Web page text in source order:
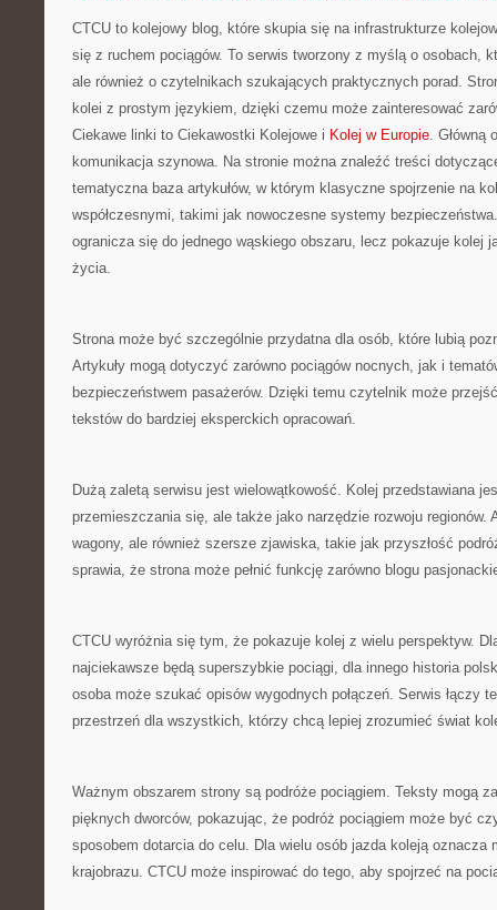
CTCU to kolejowy blog, które skupia się na infrastrukturze
się z ruchem pociągów. To serwis tworzony z myślą o osobach,
ale również o czytelnikach szukających praktycznych porad.
kolei z prostym językiem, dzięki czemu może zainteresować
Ciekawe linki to Ciekawostki Kolejowe i Kolej w Europie. Główną
komunikacja szynowa. Na stronie można znaleźć treści
tematyczna baza artykułów, w którym klasyczne spojrzenie na
współczesnymi, takimi jak nowoczesne systemy
ogranicza się do jednego wąskiego obszaru, lecz pokazuje kolej
życia.
Strona może być szczególnie przydatna dla osób, które lubią
Artykuły mogą dotyczyć zarówno pociągów nocnych, jak i
bezpieczeństwem pasażerów. Dzięki temu czytelnik może
tekstów do bardziej eksperckich opracowań.
Dużą zaletą serwisu jest wielowątkowość. Kolej przedstawiana
przemieszczania się, ale także jako narzędzie rozwoju regionów.
wagony, ale również szersze zjawiska, takie jak przyszłość
sprawia, że strona może pełnić funkcję zarówno blogu
CTCU wyróżnia się tym, że pokazuje kolej z wielu perspektyw.
najciekawsze będą superszybkie pociągi, dla innego historia
osoba może szukać opisów wygodnych połączeń. Serwis łączy
przestrzeń dla wszystkich, którzy chcą lepiej zrozumieć świat
Ważnym obszarem strony są podróże pociągiem. Teksty mogą
pięknych dworców, pokazując, że podróż pociągiem może być
sposobem dotarcia do celu. Dla wielu osób jazda koleją oznacza
krajobrazu. CTCU może inspirować do tego, aby spojrzeć na